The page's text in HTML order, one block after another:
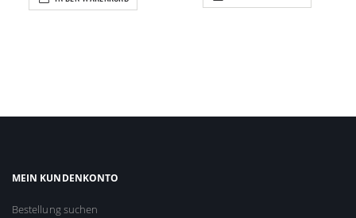
MEIN KUNDENKONTO
Bestellung suchen